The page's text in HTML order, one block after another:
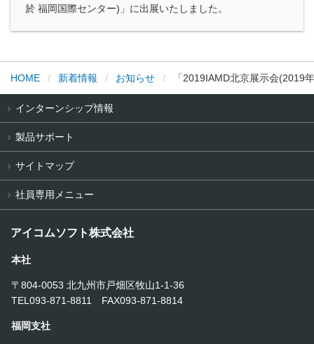
HOME 新着情報 お知らせ 「2019IAMD北京展示会(2019
於 福岡国際センター)」に出展いたしました。
インターンシップ情報
製品サポート
サイトマップ
社員専用メニュー
アイコムソフト株式会社
本社
〒804-0053 北九州市戸畑区牧山1-1-36
TEL093-871-8811 FAX093-871-8814
福岡支社